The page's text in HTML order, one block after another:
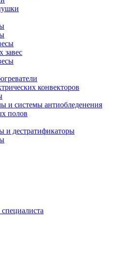
завес
конвекторов
и системы антиобледенения
полов
и дестратификаторы